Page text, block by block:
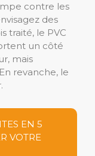
contre les
des
traité, le PVC
un côté
mais
revanche, le
EN 5
VOTRE